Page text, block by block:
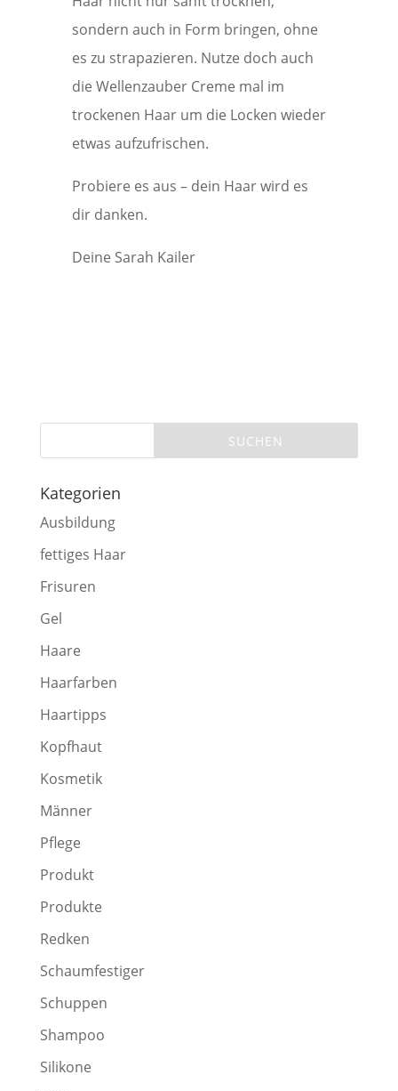
sondern auch in Form bringen, ohne
es zu strapazieren. Nutze doch auch
die Wellenzauber Creme mal im
trockenen Haar um die Locken wieder
etwas aufzufrischen.
Probiere es aus – dein Haar wird es
dir danken.
Deine Sarah Kailer
Kategorien
Ausbildung
fettiges Haar
Frisuren
Gel
Haare
Haarfarben
Haartipps
Kopfhaut
Kosmetik
Männer
Pflege
Produkt
Produkte
Redken
Schaumfestiger
Schuppen
Shampoo
Silikone